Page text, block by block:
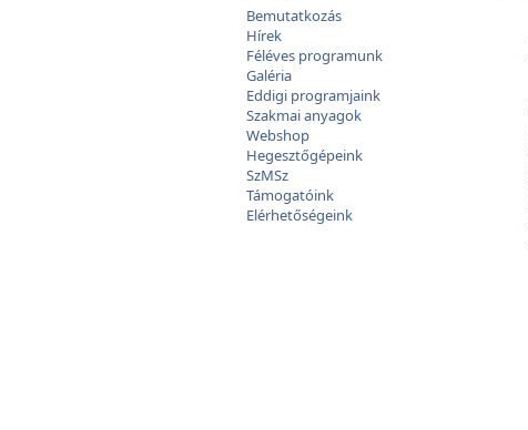
Bemutatkozás
Hírek
Féléves programunk
Galéria
Eddigi programjaink
Szakmai anyagok
Webshop
Hegesztőgépeink
SzMSz
Támogatóink
Elérhetőségeink